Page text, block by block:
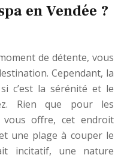
en Vendée ?
de détente, vous
Cependant, la
c’est la sérénité et le
Rien que pour les
vous offre, cet endroit
une plage à couper le
incitatif, une nature